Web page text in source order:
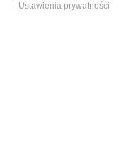
Ustawienia prywatności